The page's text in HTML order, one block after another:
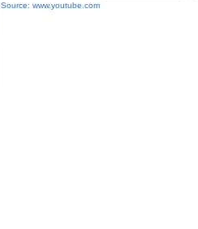
Source: www.youtube.com